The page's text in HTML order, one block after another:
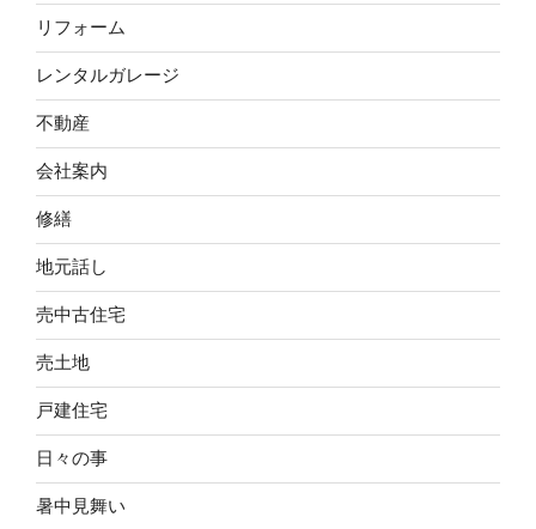
リフォーム
レンタルガレージ
不動産
会社案内
修繕
地元話し
売中古住宅
売土地
戸建住宅
日々の事
暑中見舞い